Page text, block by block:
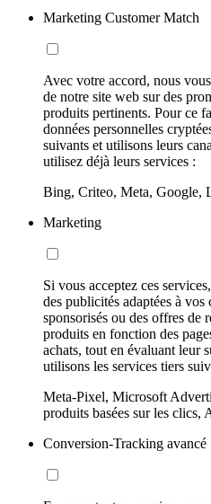
Marketing Customer Match
Avec votre accord, nous
de notre site web sur des
produits pertinents. Pour ce
données personnelles
suivants et utilisons leurs
utilisez déjà leurs services :
Bing, Criteo, Meta, Google,
Marketing
Si vous acceptez ces
des publicités adaptées à
sponsorisés ou des offres de
produits en fonction des
achats, tout en évaluant leur
utilisons les services tiers
Meta-Pixel, Microsoft
produits basées sur les clics,
Conversion-Tracking avancé